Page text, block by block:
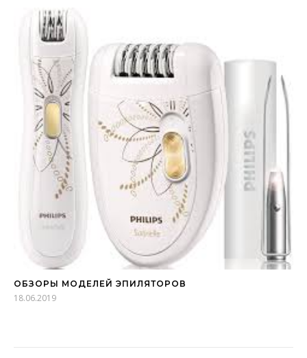
ОБЗОРЫ МОДЕЛЕЙ ЭПИЛЯТОРОВ
18.06.2019